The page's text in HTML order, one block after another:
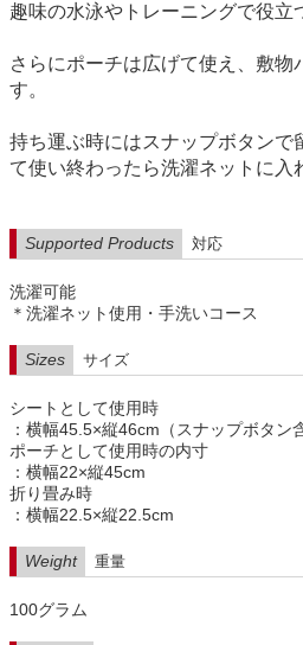
趣味の水泳やトレーニングで役立
さらにポーチは広げて使え、敷
す。
持ち運ぶ時にはスナップボタン
て使い終わったら洗濯ネットに入
Supported Products 対応
洗濯可能
＊洗濯ネット使用・手洗いコース
Sizes サイズ
シートとして使用時
：横幅45.5×縦46cm（スナップボタン
ポーチとして使用時の内寸
：横幅22×縦45cm
折り畳み時
：横幅22.5×縦22.5cm
Weight 重量
100グラム